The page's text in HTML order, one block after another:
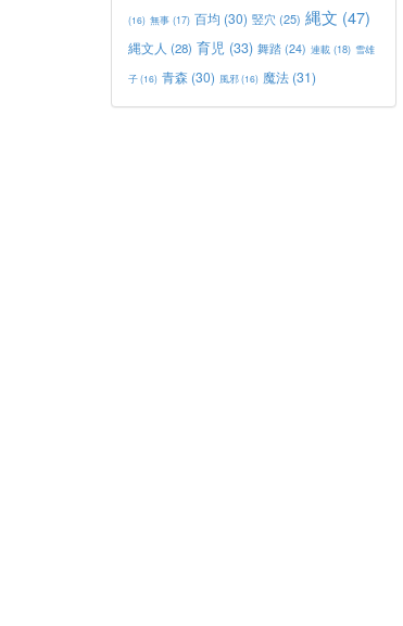
(16) 無事 (17) 百均 (30) 竪穴 (25) 縄文 (47)
縄文人 (28) 育児 (33) 舞踏 (24) 連載 (18) 雪雄
子(16) 青森 (30) 風邪(16) 魔法 (31)